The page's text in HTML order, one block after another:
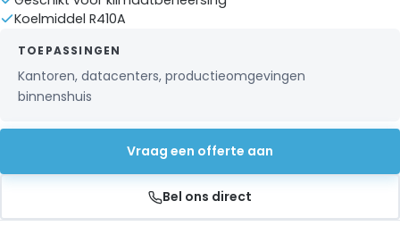
Koelmiddel R410A
TOEPASSINGEN
Kantoren, datacenters, productieomgevingen
binnenshuis
Vraag een offerte aan
Bel ons direct